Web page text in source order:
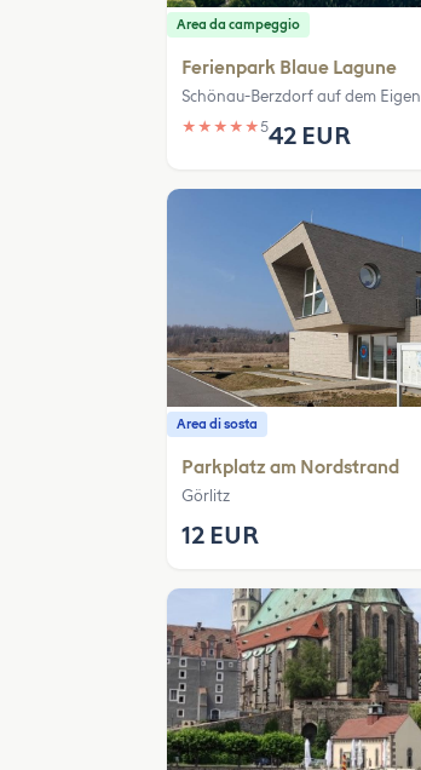
Area da campeggio
Ferienpark Blaue Lagune
Schönau-Berzdorf auf dem Eigen
★ ★ ★ ★ ★542 EUR
Area di sosta
Parkplatz am Nordstrand
Görlitz
12 EUR